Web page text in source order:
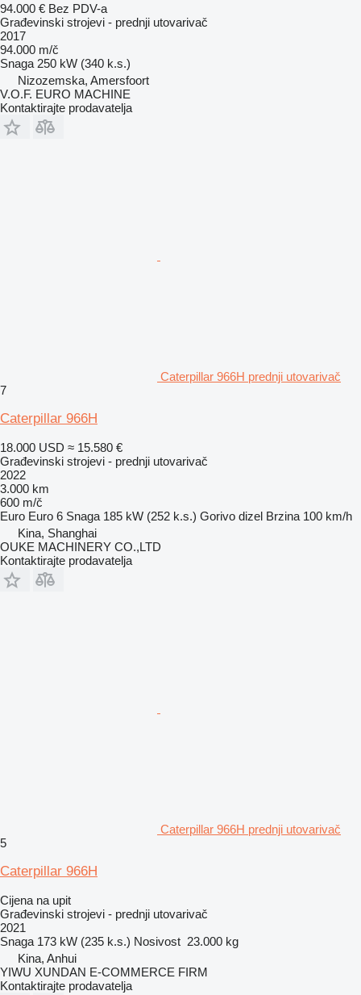
94.000 € Bez PDV-a
Građevinski strojevi - prednji utovarivač
2017
94.000 m/č
Snaga 250 kW (340 k.s.)
Nizozemska, Amersfoort
V.O.F. EURO MACHINE
Kontaktirajte prodavatelja
Caterpillar 966H prednji utovarivač
7
Caterpillar 966H
18.000 USD ≈ 15.580 €
Građevinski strojevi - prednji utovarivač
2022
3.000 km
600 m/č
Euro Euro 6 Snaga 185 kW (252 k.s.) Gorivo dizel Brzina 100 km/h
Kina, Shanghai
OUKE MACHINERY CO.,LTD
Kontaktirajte prodavatelja
Caterpillar 966H prednji utovarivač
5
Caterpillar 966H
Cijena na upit
Građevinski strojevi - prednji utovarivač
2021
Snaga 173 kW (235 k.s.) Nosivost 23.000 kg
Kina, Anhui
YIWU XUNDAN E-COMMERCE FIRM
Kontaktirajte prodavatelja